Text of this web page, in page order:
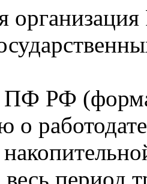
ПФ РФ
о
период